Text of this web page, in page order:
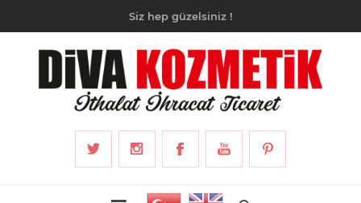
Siz hep güzelsiniz !